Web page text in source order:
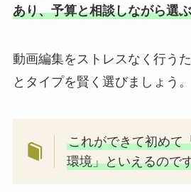
あり、予算と相談しながら選
動画編集をストレスなく行う
とタイプを賢く選びましょう。
これができて初めて
環境」といえるので